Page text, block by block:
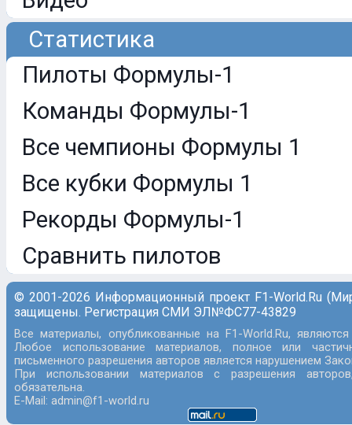
Статистика
Пилоты Формулы-1
Команды Формулы-1
Все чемпионы Формулы 1
Все кубки Формулы 1
Рекорды Формулы-1
Сравнить пилотов
© 2001-2026 Информационный проект F1-World.Ru
защищены. Регистрация СМИ ЭЛ№ФС77-43829
Все материалы, опубликованные на F1-World.Ru,
Любое использование материалов, полное или
письменного разрешения авторов является нарушением
При использовании материалов с разрешения
обязательна.
E-Mail: admin@f1-world.ru